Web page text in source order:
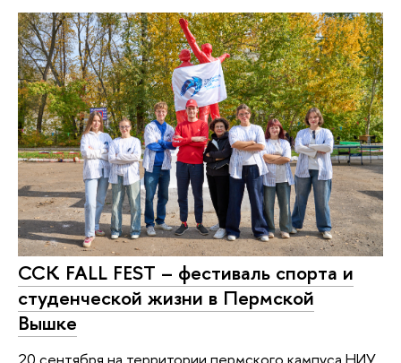
ССК FALL FEST – фестиваль спорта и
студенческой жизни в Пермской
Вышке
20 сентября на территории пермского кампуса НИУ